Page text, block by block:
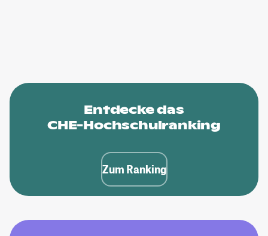
Entdecke das
CHE-Hochschulranking
Zum Ranking